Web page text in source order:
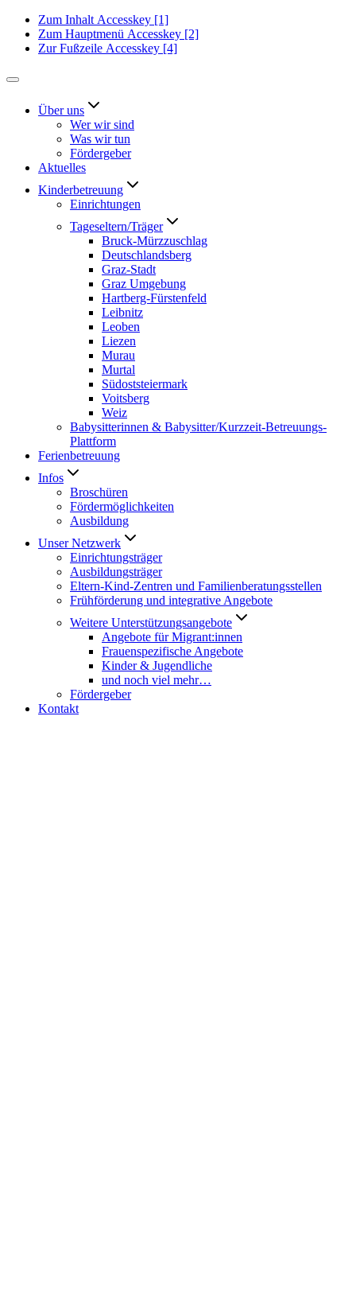
Zum Inhalt Accesskey [1]
Zum Hauptmenü Accesskey [2]
Zur Fußzeile Accesskey [4]
Über uns
Wer wir sind
Was wir tun
Fördergeber
Aktuelles
Kinderbetreuung
Einrichtungen
Tageseltern/Träger
Bruck-Mürzzuschlag
Deutschlandsberg
Graz-Stadt
Graz Umgebung
Hartberg-Fürstenfeld
Leibnitz
Leoben
Liezen
Murau
Murtal
Südoststeiermark
Voitsberg
Weiz
Babysitterinnen & Babysitter/Kurzzeit-Betreuungs-
Plattform
Ferienbetreuung
Infos
Broschüren
Fördermöglichkeiten
Ausbildung
Unser Netzwerk
Einrichtungsträger
Ausbildungsträger
Eltern-Kind-Zentren und Familienberatungsstellen
Frühförderung und integrative Angebote
Weitere Unterstützungsangebote
Angebote für Migrant:innen
Frauenspezifische Angebote
Kinder & Jugendliche
und noch viel mehr…
Fördergeber
Kontakt